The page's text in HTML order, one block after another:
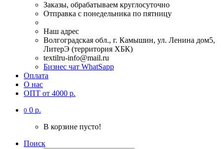
Заказы, обрабатываем круглосуточно
Отправка с понедельника по пятницу
Наш адрес
Волгоградская обл., г. Камышин, ул. Ленина дом5,
ЛитерЭ (территория ХБК)
textilru-info@mail.ru
Бизнес чат WhatSapp
Оплата
О нас
ОПТ от 4000 р.
0 0 р.
В корзине пусто!
Поиск